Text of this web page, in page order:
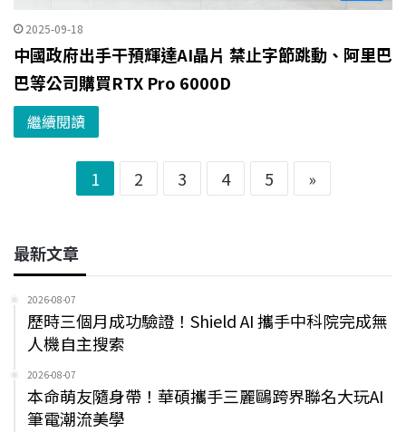
2025-09-18
中國政府出手干預輝達AI晶片 禁止字節跳動、阿里巴
巴等公司購買RTX Pro 6000D
繼續閱讀
1 2 3 4 5 »
最新文章
2026-08-07
歷時三個月成功驗證！Shield AI 攜手中科院完成無
人機自主搜索
2026-08-07
本命萌友隨身帶！華碩攜手三麗鷗跨界聯名大玩AI
筆電潮流美學